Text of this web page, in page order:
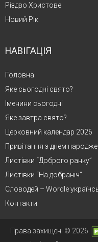
Різдво Христове
Новий Рік
НАВІГАЦІЯ
Головна
Яке сьогодні свято?
Іменини сьогодні
Яке завтра свято?
Церковний календар 2026
Привітання з днем
Листівки “Доброго ранку”
Листівки “На добраніч”
Словодей – Wordle
Контакти
Права захищені © 2026.